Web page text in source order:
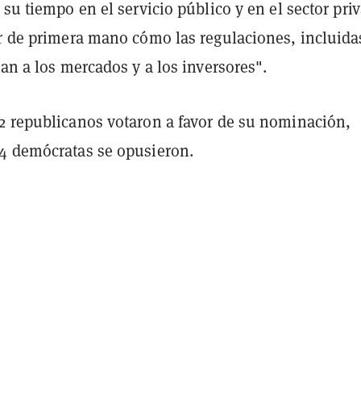
tiempo en el servicio público y en el sector
primera mano cómo las regulaciones,
a los mercados y a los inversores".
republicanos votaron a favor de su nominación,
demócratas se opusieron.